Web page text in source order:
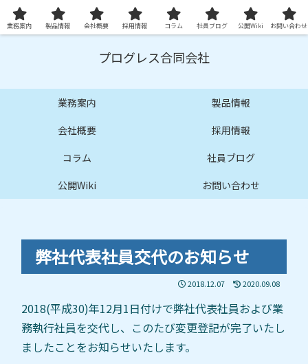
プロ品質の技術サービスとシステムを提供します
プログレス合同会社
業務案内
製品情報
会社概要
採用情報
コラム
社員ブログ
公開Wiki
お問い合わせ
弊社代表社員交代のお知らせ
2018.12.07 2020.09.08
2018(平成30)年12月1日付けで弊社代表社員および業
務執行社員を交代し、このたび変更登記が完了いたし
ましたことをお知らせいたします。
業務案内 製品情報 会社概要 採用情報 コラム 社員ブログ 公開Wiki お問い合わせ